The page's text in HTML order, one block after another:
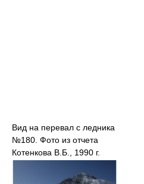
Вид на перевал с ледника
№180. Фото из отчета
Котенкова В.Б., 1990 г.